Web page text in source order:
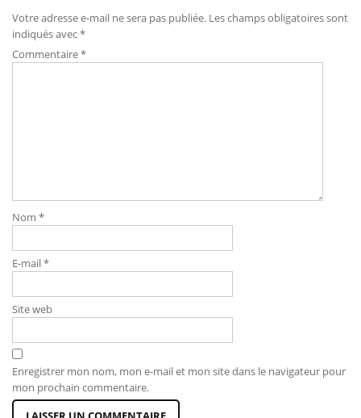
Votre adresse e-mail ne sera pas publiée. Les champs obligatoires sont
indiqués avec*
Commentaire*
Nom *
E-mail*
Site web
Enregistrer mon nom, mon e-mail et mon site dans le navigateur pour
mon prochain commentaire.